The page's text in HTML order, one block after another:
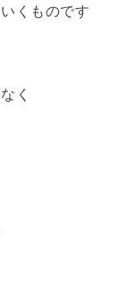
くものです
く